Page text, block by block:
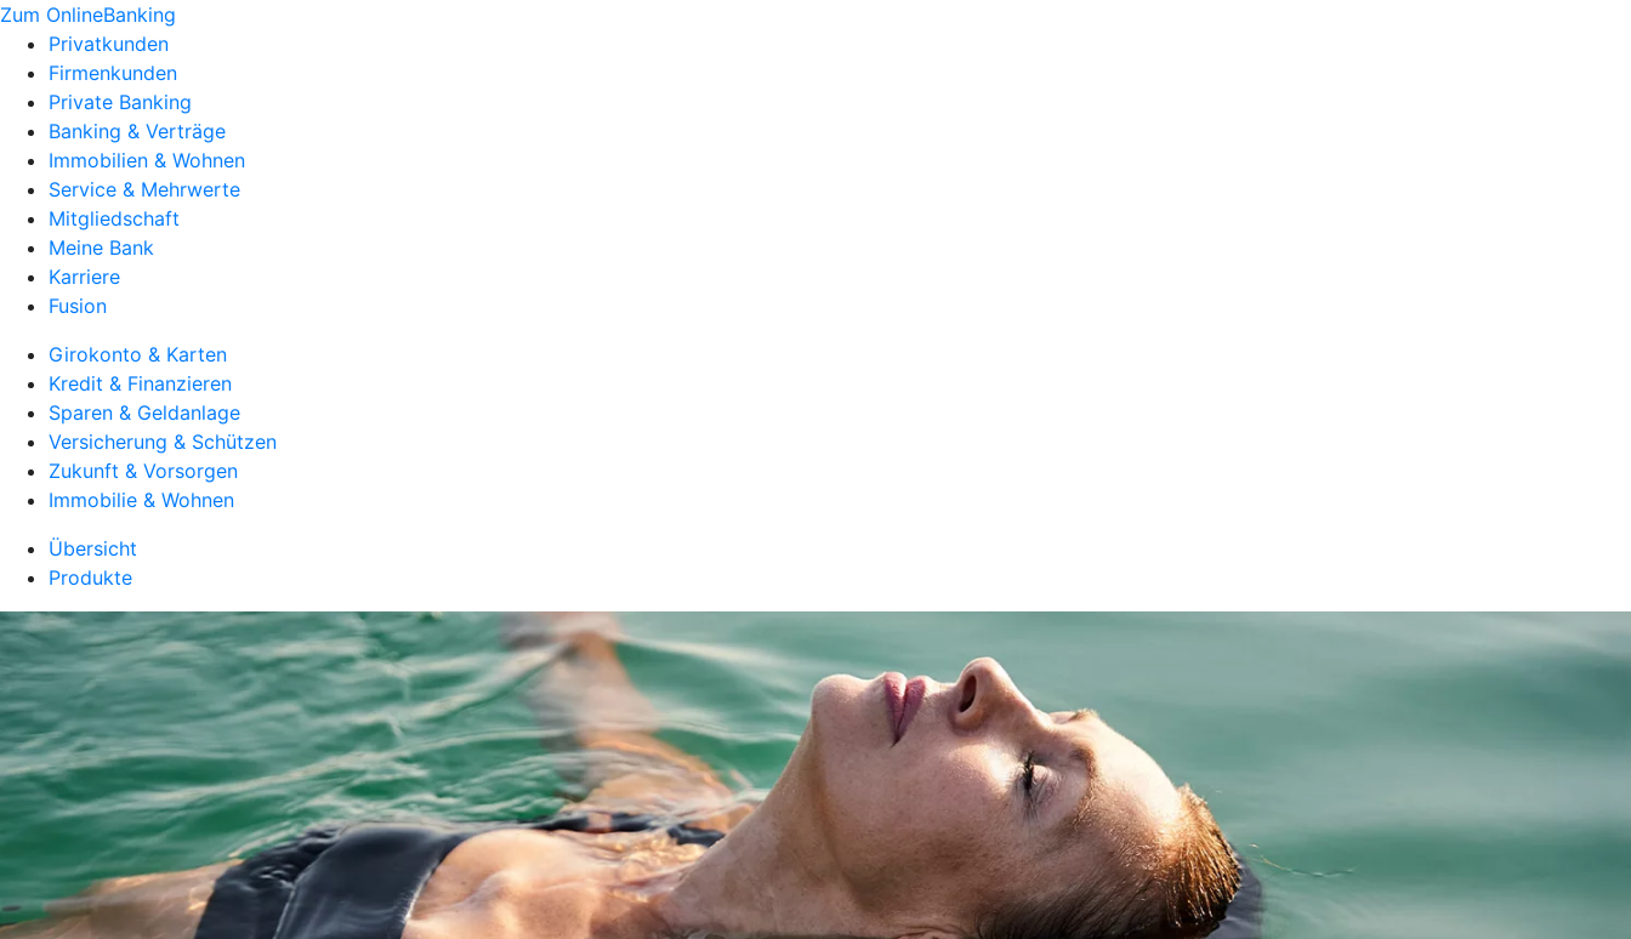
Zum OnlineBanking
Privatkunden
Firmenkunden
Private Banking
Banking & Verträge
Immobilien & Wohnen
Service & Mehrwerte
Mitgliedschaft
Meine Bank
Karriere
Fusion
Girokonto & Karten
Kredit & Finanzieren
Sparen & Geldanlage
Versicherung & Schützen
Zukunft & Vorsorgen
Immobilie & Wohnen
Übersicht
Produkte